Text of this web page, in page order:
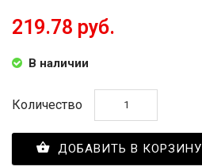
219.78 руб.
В наличии
Количество
ДОБАВИТЬ В КОРЗИНУ